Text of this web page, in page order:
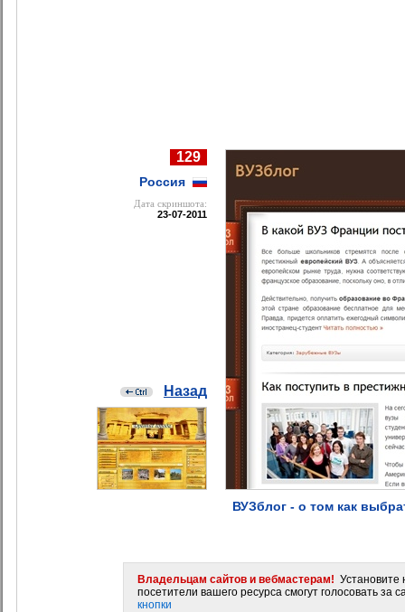
129
Россия
Дата cкриншота:
23-07-2011
Назад
ВУЗблог - о том как
Владельцам сайтов и вебмастерам! Установите
посетители вашего ресурса смогут голосовать за
кнопки